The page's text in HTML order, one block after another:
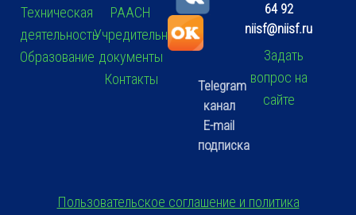
Техническая
деятельность
Образование
РААСН
Учредительные
документы
Контакты
Telegram
канал
E-mail
подписка
64 92
niisf@niisf.ru
Задать
вопрос на
сайте
Пользовательское соглашение и политика